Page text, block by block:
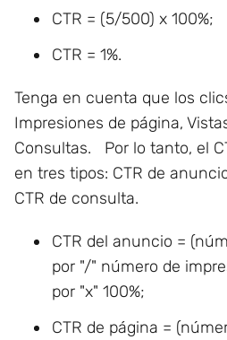
CTR = (5/500) x 100%;
CTR = 1%.
Tenga en cuenta que los
Impresiones de página,
Consultas. Por lo tanto, el
en tres tipos: CTR de
CTR de consulta.
CTR del anuncio =
por "/" número de
por "x" 100%;
CTR de página =